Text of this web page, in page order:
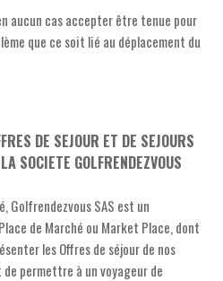
en aucun cas accepter être tenue pour
que ce soit lié au déplacement du
DE SEJOUR ET DE SEJOURS
SOCIETE GOLFRENDEZVOUS
SAS est un
de Marché ou Market Place, dont
les Offres de séjour de nos
permettre à un voyageur de